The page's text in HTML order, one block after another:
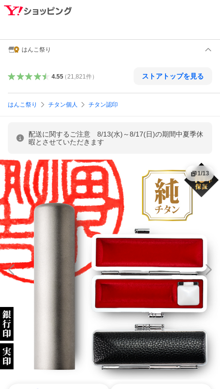
はんこ祭り
4.55（ 21,821件） ストアトップを見る
はんこ祭り チタン個人 チタン認印
配送に関するご注意 8/13(水)～8/17(日)の期間中夏季休
暇とさせていただきます
1/13